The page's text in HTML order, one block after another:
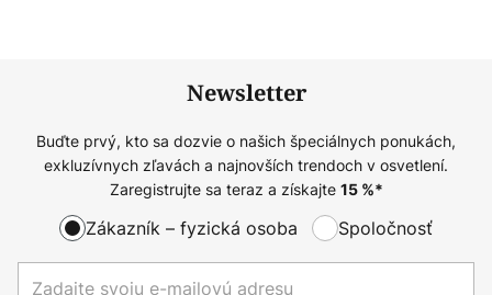
Newsletter
Buďte prvý, kto sa dozvie o našich špeciálnych ponukách,
exkluzívnych zľavách a najnovších trendoch v osvetlení.
Zaregistrujte sa teraz a získajte 15%*
Zákazník – fyzická osoba Spoločnosť